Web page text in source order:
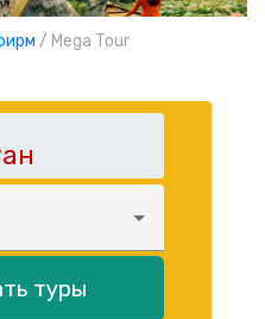
travel.uz
/ Mega Tour
туры